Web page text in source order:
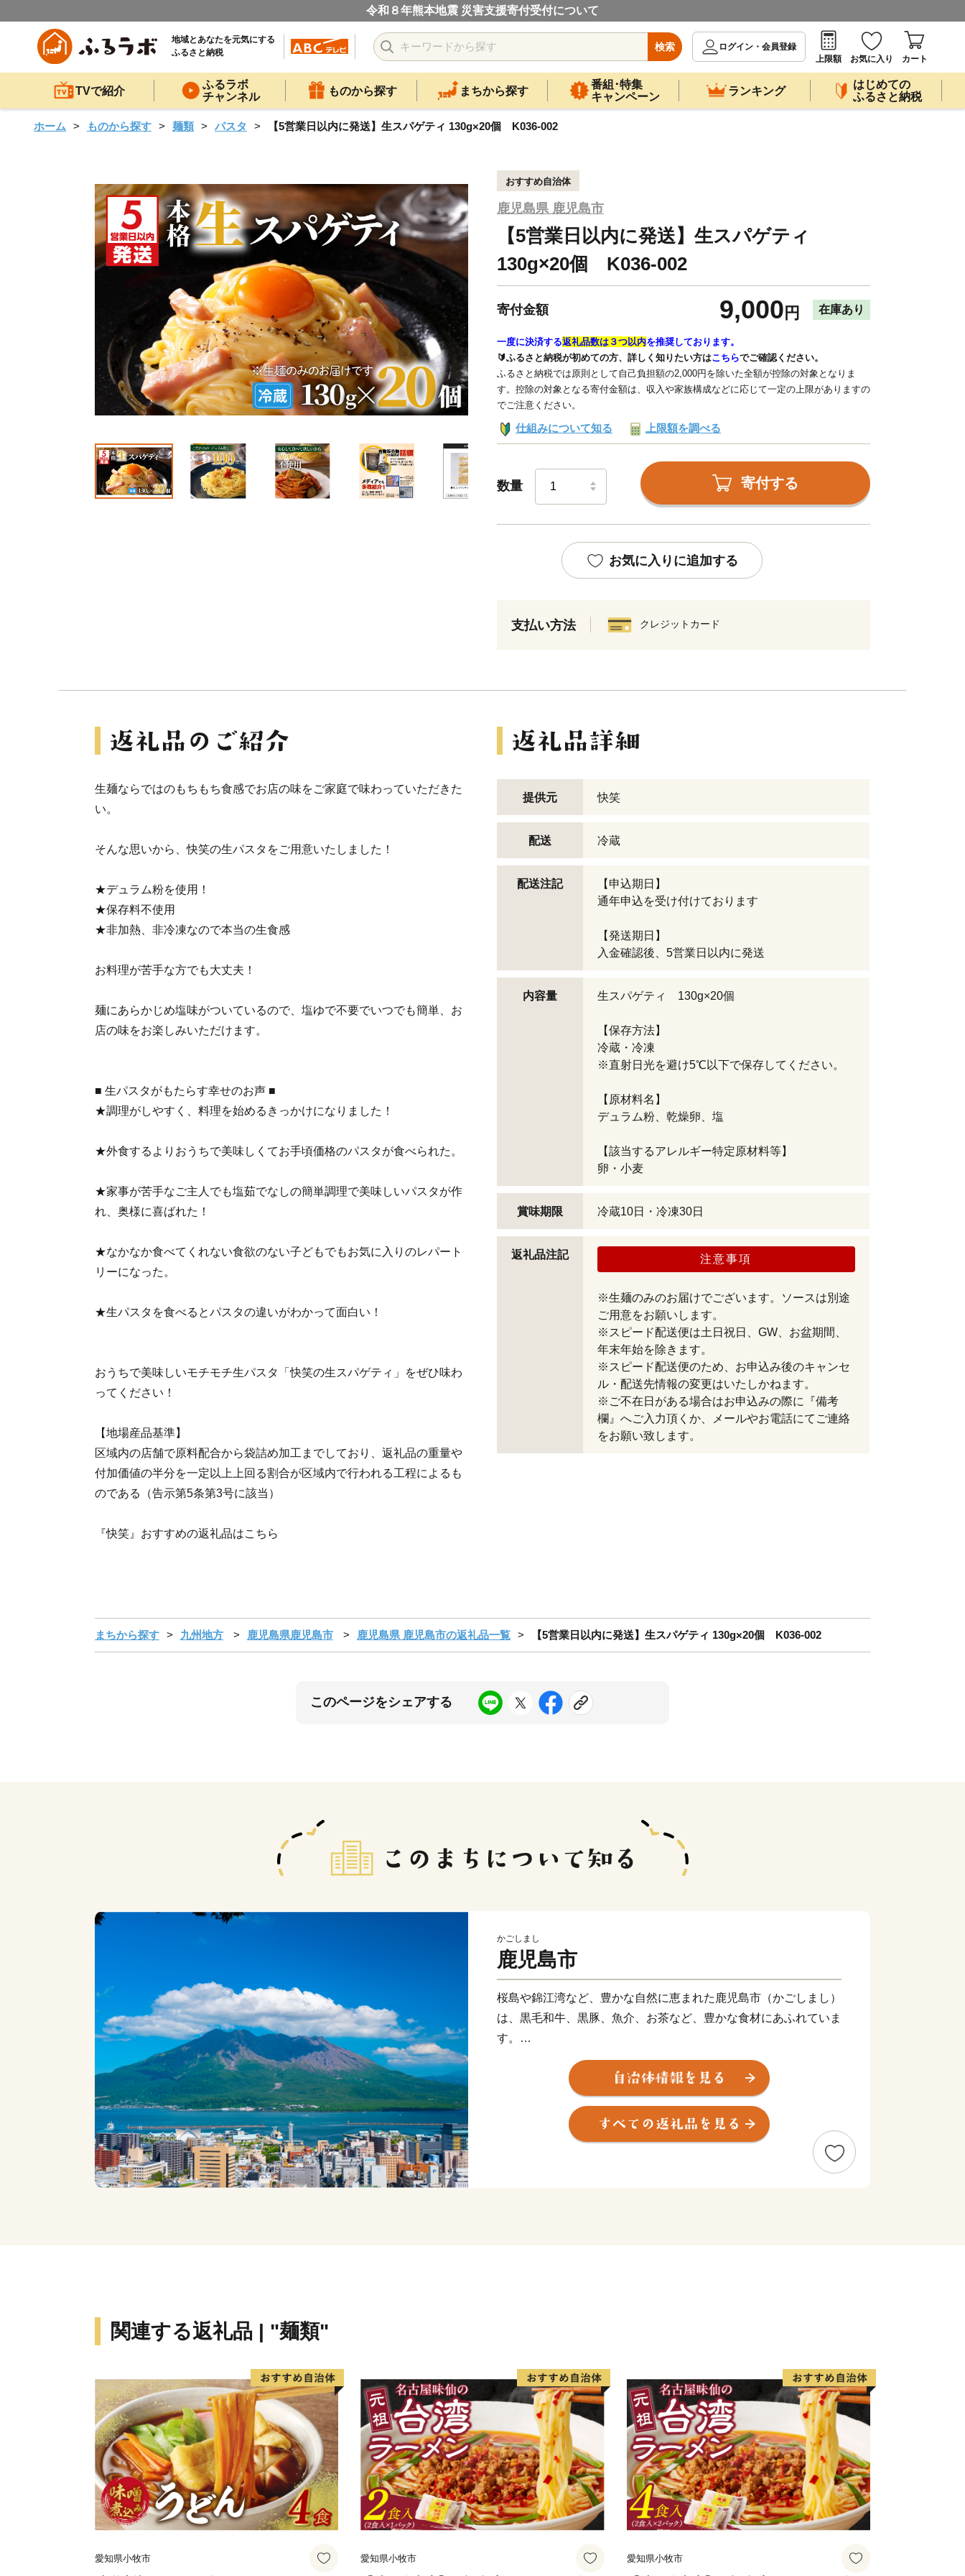
令和８年熊本地震 災害支援寄付受付について
地域とあなたを元気にする
ふるさと納税
検索
ログイン・会員登録
上限額
お気に入り カート
TVで紹介
ふるラボ
チャンネル
ものから探す まちから探す
番組･特集
キャンペーン
ランキング
はじめての
ふるさと納税
ホーム ものから探す 麺類 パスタ 【5営業日以内に発送】生スパゲティ 130g×20個 K036-002
おすすめ自治体
鹿児島県 鹿児島市
【5営業日以内に発送】生スパゲティ
130g×20個 K036-002
寄付金額 9,000 円 在庫あり
一度に決済する返礼品数は３つ以内を推奨しております。
🔰ふるさと納税が初めての方、詳しく知りたい方はこちらでご確認ください。
ふるさと納税では原則として自己負担額の2,000円を除いた全額が控除の対象となりま
す。控除の対象となる寄付金額は、収入や家族構成などに応じて一定の上限がありますの
でご注意ください。
仕組みについて知る 上限額を調べる
数量 寄付する
お気に入りに追加する
支払い方法 クレジットカード
生麺ならではのもちもち食感でお店の味をご家庭で味わっていただきた
い。
そんな思いから、快笑の生パスタをご用意いたしました！
★デュラム粉を使用！
★保存料不使用
★非加熱、非冷凍なので本当の生食感
お料理が苦手な方でも大丈夫！
麺にあらかじめ塩味がついているので、塩ゆで不要でいつでも簡単、お
店の味をお楽しみいただけます。
■ 生パスタがもたらす幸せのお声 ■
★調理がしやすく、料理を始めるきっかけになりました！
★外食するよりおうちで美味しくてお手頃価格のパスタが食べられた。
★家事が苦手なご主人でも塩茹でなしの簡単調理で美味しいパスタが作
れ、奥様に喜ばれた！
★なかなか食べてくれない食欲のない子どもでもお気に入りのレパート
リーになった。
★生パスタを食べるとパスタの違いがわかって面白い！
おうちで美味しいモチモチ生パスタ「快笑の生スパゲティ」をぜひ味わ
ってください！
【地場産品基準】
区域内の店舗で原料配合から袋詰め加工までしており、返礼品の重量や
付加価値の半分を一定以上上回る割合が区域内で行われる工程によるも
のである（告示第5条第3号に該当）
『快笑』おすすめの返礼品はこちら
提供元 快笑
配送 冷蔵
配送注記
【申込期日】
通年申込を受け付けております
【発送期日】
入金確認後、5営業日以内に発送
内容量 生スパゲティ 130g×20個
【保存方法】
冷蔵・冷凍
※直射日光を避け5℃以下で保存してください。
【原材料名】
デュラム粉、乾燥卵、塩
【該当するアレルギー特定原材料等】
卵・小麦
賞味期限 冷蔵10日・冷凍30日
返礼品注記 注意事項
※生麺のみのお届けでございます。ソースは別途
ご用意をお願いします。
※スピード配送便は土日祝日、GW、お盆期間、
年末年始を除きます。
※スピード配送便のため、お申込み後のキャンセ
ル・配送先情報の変更はいたしかねます。
※ご不在日がある場合はお申込みの際に『備考
欄』へご入力頂くか、メールやお電話にてご連絡
をお願い致します。
まちから探す 九州地方 鹿児島県鹿児島市 鹿児島県 鹿児島市の返礼品一覧 【5営業日以内に発送】生スパゲティ 130g×20個 K036-002
このページをシェアする
かごしまし
鹿児島市
桜島や錦江湾など、豊かな自然に恵まれた鹿児島市（かごしまし）
は、黒毛和牛、黒豚、魚介、お茶など、豊かな食材にあふれていま
す。
産地ならではの味である焼酎やさつま揚げなど美味しい“食”の宝庫
伝統の技を受け継ぎ、高い技術で生み出された薩摩切子、薩摩焼な
◆お礼の品について◆
・鹿児島市に寄附をしていただいた方を対象に、お礼の品をお送り
します。
（鹿児島市内にお住まいの方にはお礼の品はお送りしていませ
ん。予めご了承ください。）
・お礼の品は、寄附の入金確認後、おおむね１か月以内にお届けい
たします。
場合もございます。）
関連する返礼品 | "麺類"
愛知県小牧市 愛知県小牧市 愛知県小牧市